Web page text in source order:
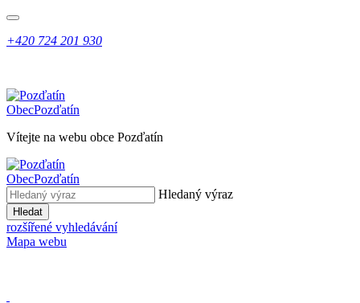
+420 724 201 930
ObecPozďatín
Vítejte na webu obce Pozďatín
ObecPozďatín
Hledaný výraz
Hledat
rozšířené vyhledávání
Mapa webu